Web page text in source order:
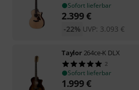
Sofort lieferbar
2.399€
UVP: 3.093 €
-22%
Taylor 264ce-K DLX
2
Sofort lieferbar
1.999€